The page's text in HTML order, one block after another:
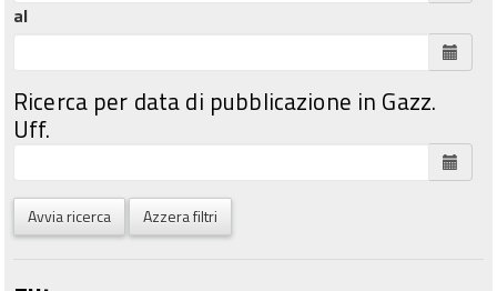
al
Ricerca per data di pubblicazione in Gazz.
Uff.
Avvia ricerca Azzera filtri